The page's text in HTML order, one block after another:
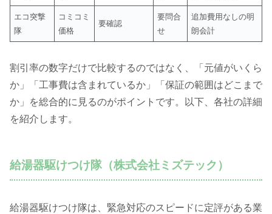
エコ突撃
隊
コミコミ
価格
要確認
要問合
せ
追加費用なしの明
朗会計
割引率の数字だけで比較するのではなく、「元値がいくら
か」「工事費は含まれているか」「保証の範囲はどこまで
か」を総合的に見るのがポイントです。以下、各社の詳細
を紹介します。
給湯器駆けつけ隊（株式会社ミズテック）
給湯器駆けつけ隊は、緊急対応のスピードに定評がある業